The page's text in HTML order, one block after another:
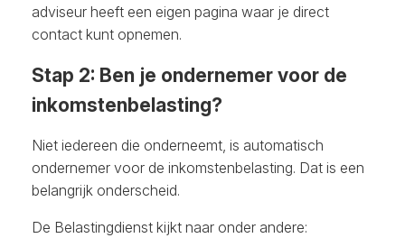
adviseur heeft een eigen pagina waar je direct
contact kunt opnemen.
Stap 2: Ben je ondernemer voor de
inkomstenbelasting?
Niet iedereen die onderneemt, is automatisch
ondernemer voor de inkomstenbelasting. Dat is een
belangrijk onderscheid.
De Belastingdienst kijkt naar onder andere: